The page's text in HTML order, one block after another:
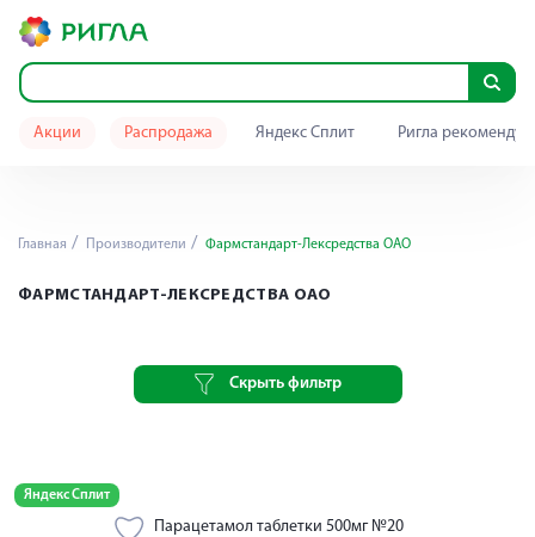
Акции Распродажа Яндекс Сплит Ригла
Главная Производители Фармстандарт-Лексредства ОАО
ФАРМСТАНДАРТ-ЛЕКСРЕДСТВА ОАО
Скрыть фильтр
Яндекс Сплит
Парацетамол таблетки 500мг №20